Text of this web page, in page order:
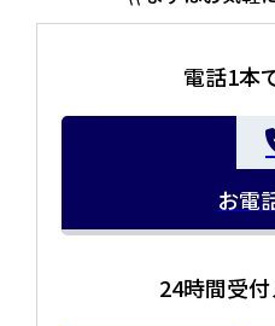
当店の査定員がご自宅に
電話1本
お電
24時間受